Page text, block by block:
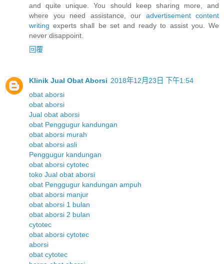
and quite unique. You should keep sharing more, and
where you need assistance, our advertisement content
writing experts shall be set and ready to assist you. We
never disappoint.
回覆
Klinik Jual Obat Aborsi 2018年12月23日 下午1:54
obat aborsi
obat aborsi
Jual obat aborsi
obat Penggugur kandungan
obat aborsi murah
obat aborsi asli
Penggugur kandungan
obat aborsi cytotec
toko Jual obat aborsi
obat Penggugur kandungan ampuh
obat aborsi manjur
obat aborsi 1 bulan
obat aborsi 2 bulan
cytotec
obat aborsi cytotec
aborsi
obat cytotec